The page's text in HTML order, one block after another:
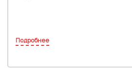
Подробнее